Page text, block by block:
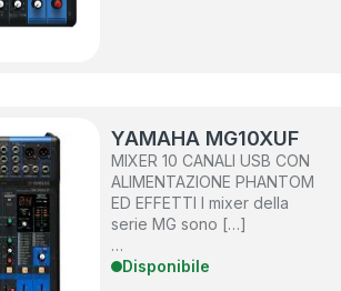
YAMAHA MG10XUF
MIXER 10 CANALI USB CON
ALIMENTAZIONE PHANTOM
ED EFFETTI I mixer della
serie MG sono […]
…
Disponibile